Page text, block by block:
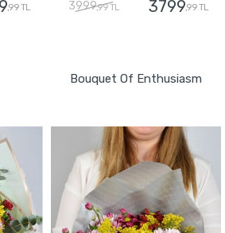
,99 TL 3999,99 TL 3799,99 TL
Bouquet Of Enthusiasm